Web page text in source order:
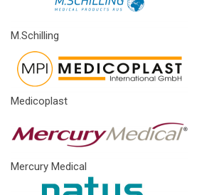
M.Schilling
Medicoplast
Mercury Medical